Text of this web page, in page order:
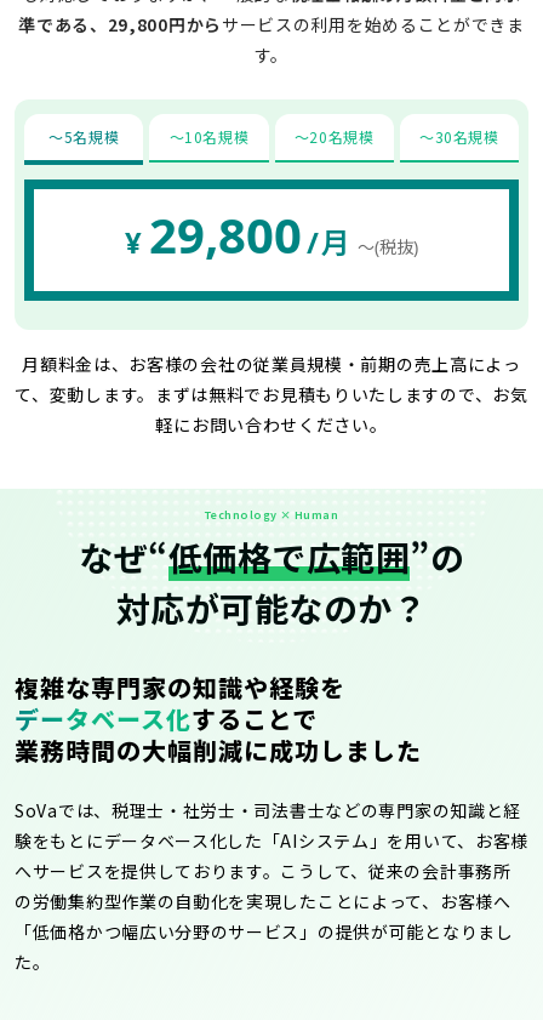
準である、29,800円から サービスの利用を始めることができま
す。
〜5名規模 〜10名規模 〜20名規模 〜30名規模
¥ 29,800/月 〜(税抜)
月額料金は、お客様の会社の従業員規模・前期の売上高によっ
て、変動します。 まずは無料でお見積もりいたしますので、お気
軽にお問い合わせください。
Technology × Human
なぜ“低価格で広範囲”の
対応が可能なのか？
複雑な専門家の知識や経験を
データベース化することで
業務時間の大幅削減に成功しました
SoVaでは、税理士・社労士・司法書士などの専門家の知識と経
験をもとにデータベース化した「AIシステム」を用いて、お客様
へサービスを提供しております。こうして、従来の会計事務所
の労働集約型作業の自動化を実現したことによって、お客様へ
「低価格かつ幅広い分野のサービス」の提供が可能となりまし
た。